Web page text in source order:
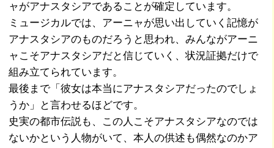
ャがアナスタシアであることが確定しています。
ミュージカルでは、アーニャが思い出していく記憶が
アナスタシアのものだろうと思われ、みんながアーニ
ャこそアナスタシアだと信じていく、状況証拠だけで
組み立てられています。
最後まで「彼女は本当にアナスタシアだったのでしょ
うか」と言わせるほどです。
史実の都市伝説も、この人こそアナスタシアなのでは
ないかという人物がいて、本人の供述も偶然なのかア